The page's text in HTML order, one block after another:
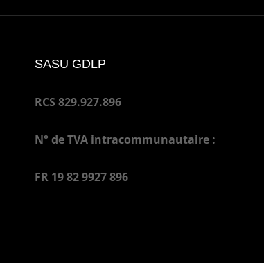
SASU GDLP
RCS 829.927.896
N° de TVA intracommunautaire :
FR 19 82 9927 896